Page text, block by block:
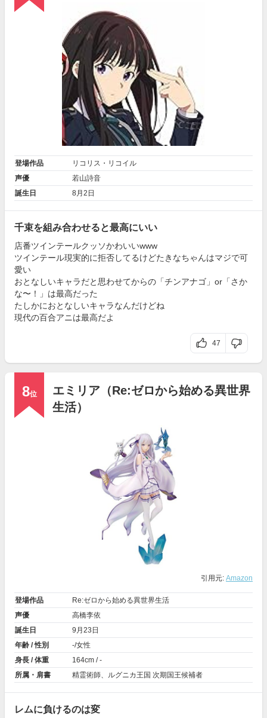
登場作品
リコリス・リコイル
声優
若山詩音
誕生日
8月2日
千束を組み合わせると最高にいい
店番ツインテールクッソかわいいwww
ツインテール現実的に拒否してるけどたきなちゃんはマジで可
愛い
おとなしいキャラだと思わせてからの「チンアナゴ」or「さか
な〜！」は最高だった
たしかにおとなしいキャラなんだけどね
現代の百合アニは最高だよ
47
8位
エミリア（Re:ゼロから始める異世界
生活）
引用元: Amazon
登場作品
Re:ゼロから始める異世界生活
声優
高橋李依
誕生日
9月23日
年齢 / 性別
-/女性
身長 / 体重
164cm / -
所属・肩書
精霊術師、ルグニカ王国 次期国王候補者
レムに負けるのは変